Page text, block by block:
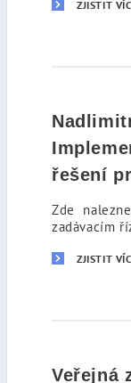
ZJISTIT
řešení
Zde
zadávacím
ZJISTIT
Veřejná